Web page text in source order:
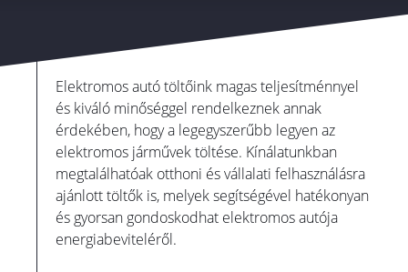
Elektromos autó töltőink magas teljesítménnyel
és kiváló minőséggel rendelkeznek annak
érdekében, hogy a legegyszerűbb legyen az
elektromos járművek töltése. Kínálatunkban
megtalálhatóak otthoni és vállalati felhasználásra
ajánlott töltők is, melyek segítségével hatékonyan
és gyorsan gondoskodhat elektromos autója
energiabeviteléről.